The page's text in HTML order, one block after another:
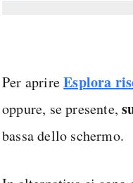
Per aprireEsplora
oppure, se presente,
bassa dello schermo.